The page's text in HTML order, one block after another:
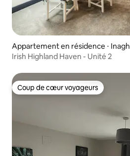
Appartement en résidence ⋅ Inagh
Irish Highland Haven - Unité 2
Coup de cœur voyageurs
Coup de cœur voyageurs